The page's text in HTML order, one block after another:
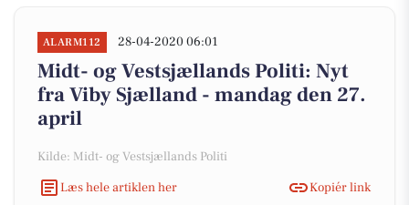
ALARM112 28-04-2020 06:01
Midt- og Vestsjællands Politi: Nyt
fra Viby Sjælland - mandag den 27.
april
Kilde: Midt- og Vestsjællands Politi
Læs hele artiklen her
Kopiér link